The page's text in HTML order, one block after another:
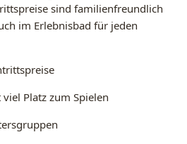
sind familienfreundlich
im Erlebnisbad für jeden
Platz zum Spielen